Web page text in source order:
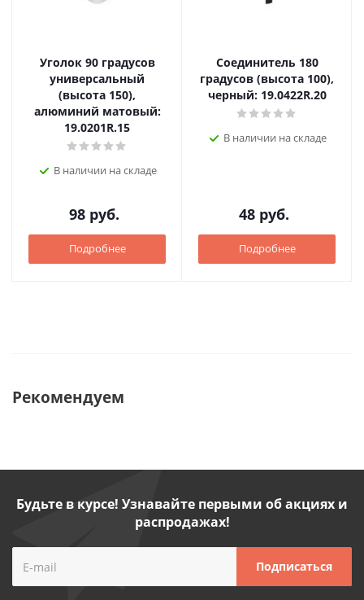
Уголок 90 градусов
универсальный
(высота 150),
алюминий матовый:
19.0201R.15
В наличии на складе
98 руб.
Подробнее
Соединитель 180
градусов (высота 100),
черный: 19.0422R.20
В наличии на складе
48 руб.
Подробнее
Рекомендуем
Будьте в курсе! Узнавайте первыми об акциях и
распродажах!